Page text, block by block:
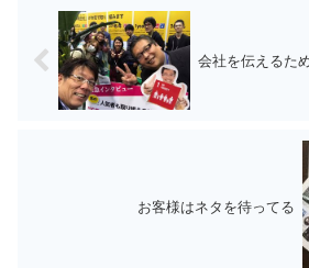
会社を伝えるた
お客様はネタを待ってる